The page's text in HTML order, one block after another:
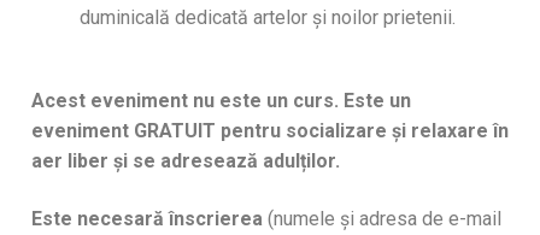
duminicală dedicată artelor și noilor prietenii.
Acest eveniment nu este un curs. Este un
eveniment GRATUIT pentru socializare și relaxare în
aer liber și se adresează adulților.
Este necesară înscrierea (numele și adresa de e-mail